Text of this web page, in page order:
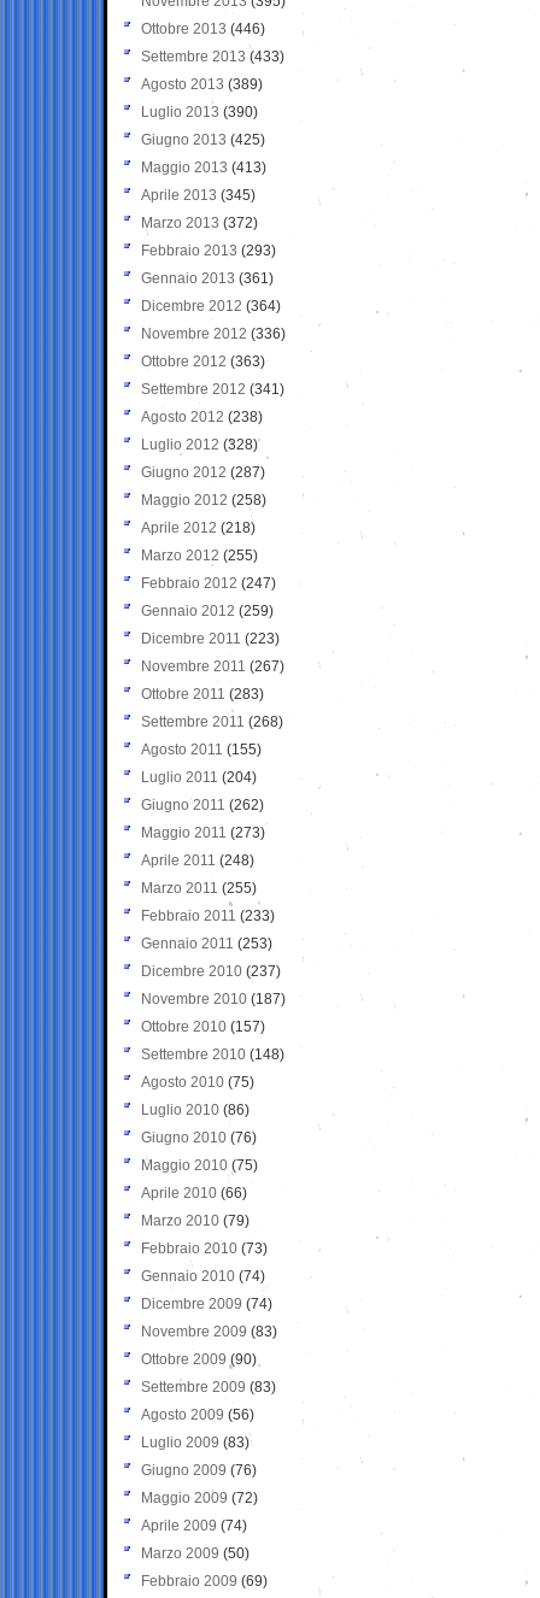
Ottobre 2013 (446)
Settembre 2013 (433)
Agosto 2013 (389)
Luglio 2013 (390)
Giugno 2013 (425)
Maggio 2013 (413)
Aprile 2013 (345)
Marzo 2013 (372)
Febbraio 2013 (293)
Gennaio 2013 (361)
Dicembre 2012 (364)
Novembre 2012 (336)
Ottobre 2012 (363)
Settembre 2012 (341)
Agosto 2012 (238)
Luglio 2012 (328)
Giugno 2012 (287)
Maggio 2012 (258)
Aprile 2012 (218)
Marzo 2012 (255)
Febbraio 2012 (247)
Gennaio 2012 (259)
Dicembre 2011 (223)
Novembre 2011 (267)
Ottobre 2011 (283)
Settembre 2011 (268)
Agosto 2011 (155)
Luglio 2011 (204)
Giugno 2011 (262)
Maggio 2011 (273)
Aprile 2011 (248)
Marzo 2011 (255)
Febbraio 2011 (233)
Gennaio 2011 (253)
Dicembre 2010 (237)
Novembre 2010 (187)
Ottobre 2010 (157)
Settembre 2010 (148)
Agosto 2010 (75)
Luglio 2010 (86)
Giugno 2010 (76)
Maggio 2010 (75)
Aprile 2010 (66)
Marzo 2010 (79)
Febbraio 2010 (73)
Gennaio 2010 (74)
Dicembre 2009 (74)
Novembre 2009 (83)
Ottobre 2009 (90)
Settembre 2009 (83)
Agosto 2009 (56)
Luglio 2009 (83)
Giugno 2009 (76)
Maggio 2009 (72)
Aprile 2009 (74)
Marzo 2009 (50)
Febbraio 2009 (69)